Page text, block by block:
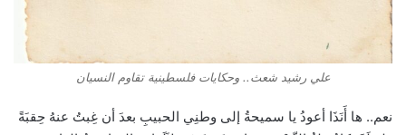
علي رشيد شعث.. وحكايات فلسطينية تقاوم النسيان
نعم.. ها أَنَذَا أعودُ يا سميحةُ إلى وطنِي الحبيبِ بعدَ أن غِبتُ عنهُ حِقبَةً